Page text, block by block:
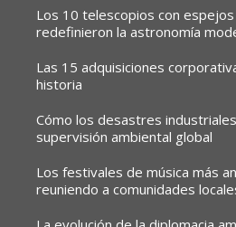
Los 10 telescopios con
redefinieron la astronomía
Las 15 adquisiciones
historia
Cómo los desastres
supervisión ambiental global
Los festivales de música más
reuniendo a comunidades